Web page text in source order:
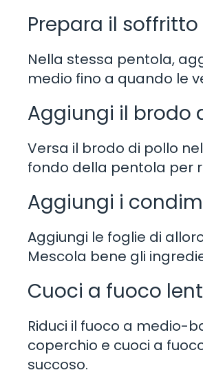
Prepara il soffritto
Nella stessa pentola,
medio fino a quando le
Aggiungi il brodo
Versa il brodo di pollo
fondo della pentola per
Aggiungi i
Aggiungi le foglie di
Mescola bene gli
Cuoci a fuoco
Riduci il fuoco a medio-
coperchio e cuoci a
succoso.